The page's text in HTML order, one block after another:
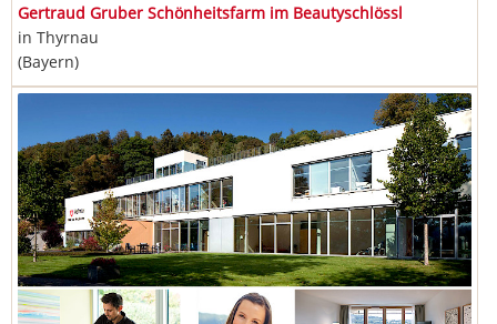
Gertraud Gruber Schönheitsfarm im Beautyschlössl
in Thyrnau
(Bayern)